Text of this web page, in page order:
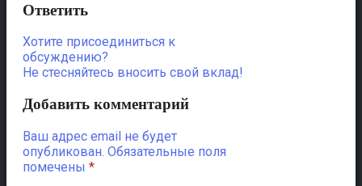
Ответить
Хотите присоединиться к
обсуждению?
Не стесняйтесь вносить свой вклад!
Добавить комментарий
Ваш адрес email не будет
опубликован. Обязательные поля
помечены *